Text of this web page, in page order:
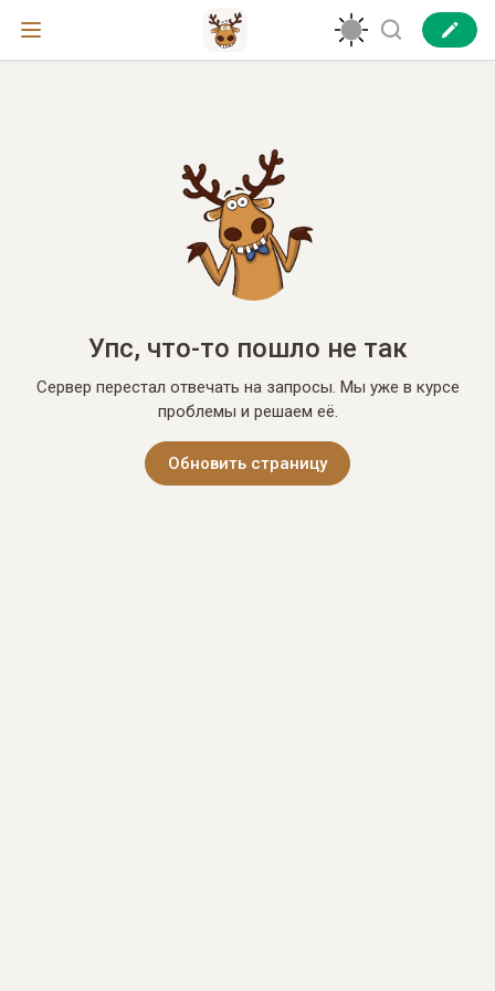
Упс, что-то пошло не так
Сервер перестал отвечать на запросы. Мы уже в курсе
проблемы и решаем её.
Обновить страницу